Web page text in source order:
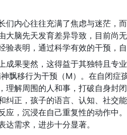
们内心往往充满了焦虑与迷茫，
大脑先天发育差异导致，目前尚
验表明，通过科学有效的干预，
成果斐然，这得益于其独特且专
神飘移行为干预（M）。在自闭
理解周围的人和事，打破自身封
纠正，孩子的语言、认知、社交
应，沉浸在自己重复性的动作中
需求，进步十分显著。